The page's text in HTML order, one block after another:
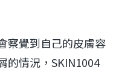
察覺到自己的皮膚容
的情況，SKIN1004